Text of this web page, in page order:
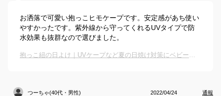
お洒落で可愛い抱っこヒモケープです。安定感があち使い
やすかったです。紫外線から守ってくれるUVタイプで防
水効果も抜群なので選びました。
抱っこ紐の日よけ｜UVケープなど夏の日焼け対策にベビー用カバーのおすすめは？
つーちゃ(40代・男性) 2022/04/24 通報